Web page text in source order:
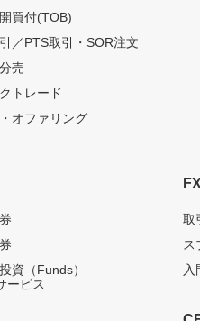
買付(TOB)
／PTS取引・SOR注文
売
トレード
オファリング
資（Funds）
ービス
FX
取
ス
入